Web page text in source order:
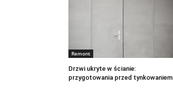
Remont
Drzwi ukryte w ścianie:
przygotowania przed tynkowaniem